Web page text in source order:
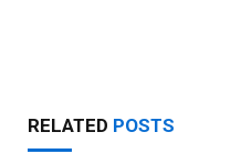
RELATED POSTS